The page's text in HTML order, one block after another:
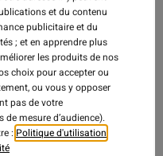
JUIL. 2025
EP.
PITER
et du contenu
publicitaire et du
; et en apprendre plus
les produits de nos
choix pour accepter ou
ou vous y opposer
pas de votre
mesure d’audience).
: Politique d'utilisation